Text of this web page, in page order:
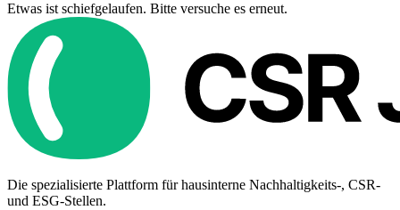
Etwas ist schiefgelaufen. Bitte versuche es erneut.
Die spezialisierte Plattform für hausinterne Nachhaltigkeits-, CSR-
und ESG-Stellen.